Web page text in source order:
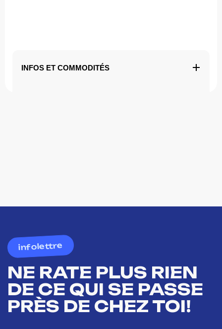
INFOS ET COMMODITÉS
infolettre
NE RATE PLUS RIEN
DE CE QUI SE PASSE
PRÈS DE CHEZ TOI!